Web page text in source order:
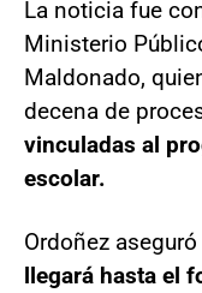
La noticia fue
Ministerio
Maldonado,
decena de
vinculadas al
escolar.
Ordoñez
llegará hasta el